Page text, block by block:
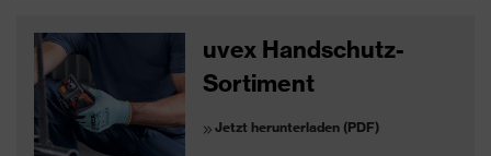
uvex Handschutz-
Sortiment
Jetzt herunterladen (PDF)